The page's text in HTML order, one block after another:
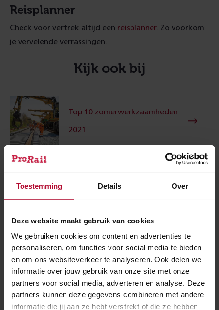
Toestemming Details Over
Deze website maakt gebruik van cookies
We gebruiken cookies om content en advertenties te
personaliseren, om functies voor social media te bieden
en om ons websiteverkeer te analyseren. Ook delen we
informatie over jouw gebruik van onze site met onze
partners voor social media, adverteren en analyse. Deze
partners kunnen deze gegevens combineren met andere
informatie die jij aan ze hebt verstrekt of die ze hebben
Reisplanner
Check voor vertrek altijd een reisplanner. Zo voorkom
je vervelende verrassingen.
Kijk ook bij
Top 10 zomerwerkzaamheden
2021
Meer over:
Zomerwerkzaamheden
Amersfoort West